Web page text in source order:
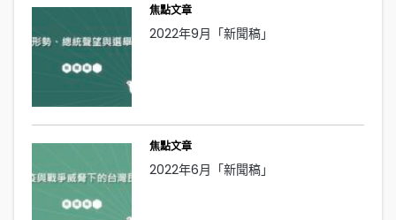
焦點文章
2022年9月「新聞稿」
焦點文章
2022年6月「新聞稿」